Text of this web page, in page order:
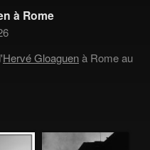
à Rome
Hervé Gloaguenà Rome au